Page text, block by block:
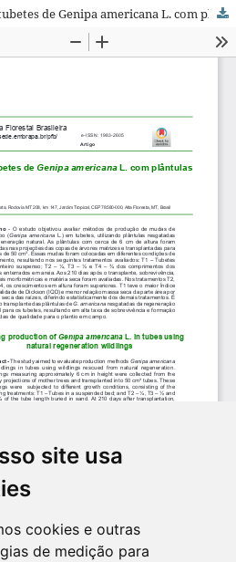
site usa
cookies e outras
de medição para
Produção de mudas em tubetes de Genipa americana L. com plântulas de regeneração natural